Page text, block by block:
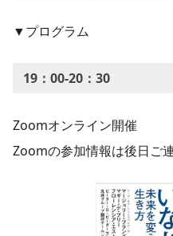
▼プログラム
19：00-20：30
Zoomオンライン開催
Zoomの参加情報は後日ご